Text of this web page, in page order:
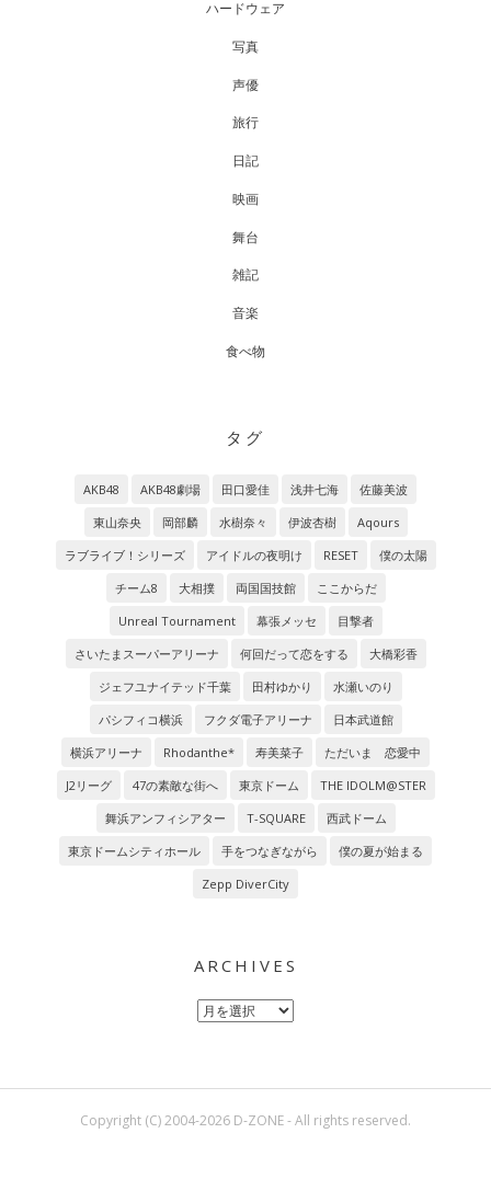
ハードウェア
写真
声優
旅行
日記
映画
舞台
雑記
音楽
食べ物
タグ
AKB48 AKB48劇場 田口愛佳 浅井七海
佐藤美波
東山奈央
岡部麟 水樹奈々 伊波杏樹
Aqours
ラブライブ！シリーズ
アイドルの夜明け RESET
僕の太陽
チーム8
大相撲 両国国技館
ここからだ
Unreal Tournament
幕張メッセ
目撃者
さいたまスーパーアリーナ
何回だって恋をする
大橋彩香
ジェフユナイテッド千葉
田村ゆかり
水瀬いのり
パシフィコ横浜
フクダ電子アリーナ
日本武道館
横浜アリーナ
Rhodanthe* 寿美菜子
ただいま 恋愛中
J2リーグ
47の素敵な街へ 東京ドーム
THE IDOLM@STER
舞浜アンフィシアター
T-SQUARE
西武ドーム
東京ドームシティホール
手をつなぎながら
僕の夏が始まる
Zepp DiverCity
ARCHIVES
Archives
Copyright (C) 2004-2026 D-ZONE - All rights reserved.